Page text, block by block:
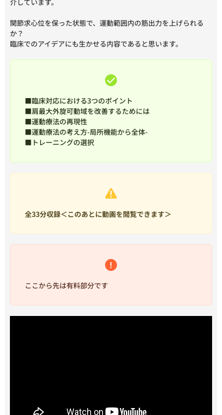
関節求心位を保った状態で、運動範囲内の筋出力を上げられる
か？
臨床でのアイデアにも生かせる内容であると思います。
■臨床対応における3つのポイント
■肩最大外旋可動域を改善するためには
■運動療法の再現性
■運動療法の考え方-局所機能から全体-
■トレーニングの選択
全33分収録＜このあとに動画を閲覧できます＞
ここから先は有料部分です